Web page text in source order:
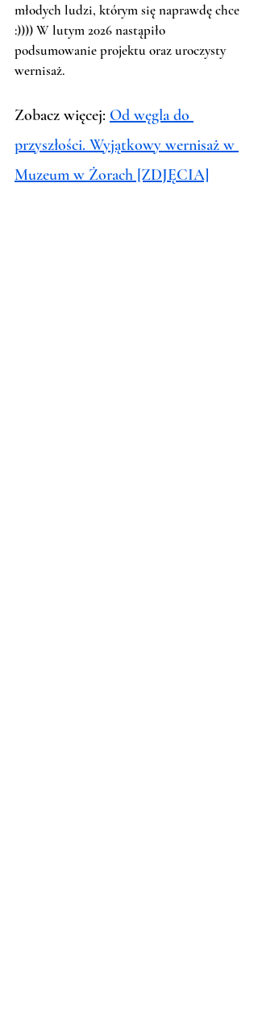
młodych ludzi, którym się naprawdę chce
:)))) W lutym 2026 nastąpiło
podsumowanie projektu oraz uroczysty
wernisaż.
Zobacz więcej: Od węgla do
przyszłości. Wyjątkowy wernisaż w
Muzeum w Żorach [ZDJĘCIA]